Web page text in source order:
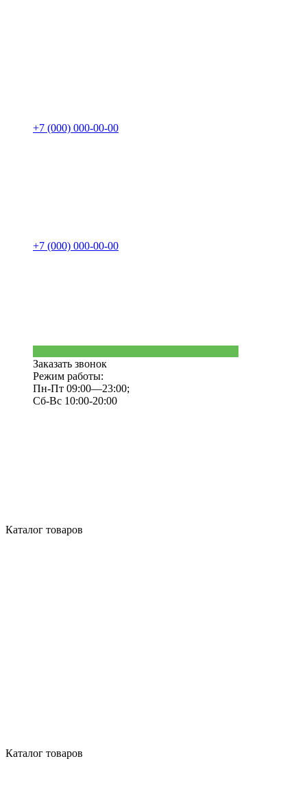
+7 (000) 000-00-00
+7 (000) 000-00-00
Заказать звонок
Режим работы:
Пн-Пт 09:00—23:00;
Сб-Вс 10:00-20:00
Каталог товаров
Каталог товаров